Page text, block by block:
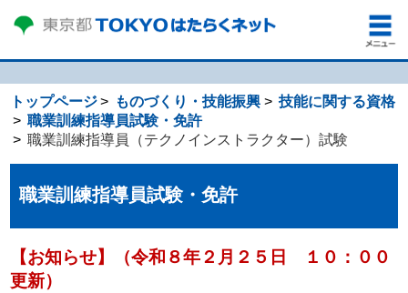
トップページ ものづくり・技能振興
技能に関する資格
職業訓練指導員試験・免許
職業訓練指導員（テクノインストラクター）試験
職業訓練指導員試験・免許
【お知らせ】（令和８年２月２５日 １０：００
更新）